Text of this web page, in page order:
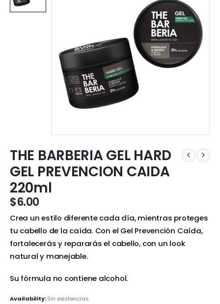
THE BARBERIA GEL HARD
GEL PREVENCION CAIDA
220ml
$6.00
Crea un estilo diferente cada día, mientras proteges
tu cabello de la caída. Con el Gel Prevención Caída,
fortalecerás y repararás el cabello, con un look
natural y manejable.
Su fórmula no contiene alcohol.
Availability:Sin existencias